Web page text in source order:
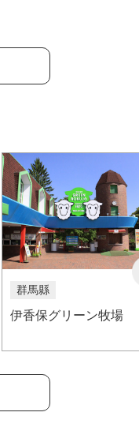
群馬縣
伊香保グリーン牧場